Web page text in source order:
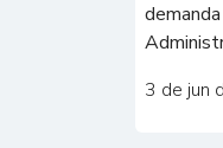
3 de jun